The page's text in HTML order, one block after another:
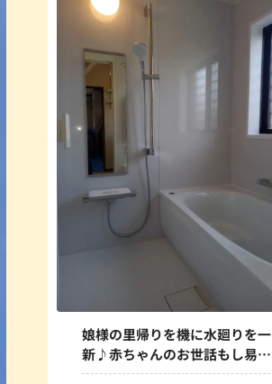
娘様の里帰りを機に水廻りを一
新♪赤ちゃんのお世話もし易く
なりました！